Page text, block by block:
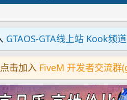
GTAOS-GTA线上站 Kook频道
击加入 FiveM 开发者交流群